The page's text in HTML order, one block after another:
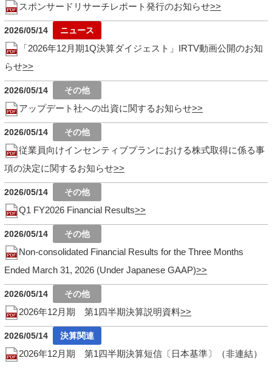
スポンサードリサーチレポート発行のお知らせ
2026/05/14
「2026年12月期1Q決算ダイジェスト」IRTV動画公開のお知
らせ
2026/05/14
アップデート社への出資に関するお知らせ
2026/05/14
従業員向けインセンティブプランにおける株式取得に係る事
項の決定に関するお知らせ
2026/05/14
Q1 FY2026 Financial Results
2026/05/14
Non-consolidated Financial Results for the Three Months
Ended March 31, 2026 (Under Japanese GAAP)
2026/05/14
2026年12月期 第1四半期決算説明資料
2026/05/14
2026年12月期 第1四半期決算短信〔日本基準〕（非連結）